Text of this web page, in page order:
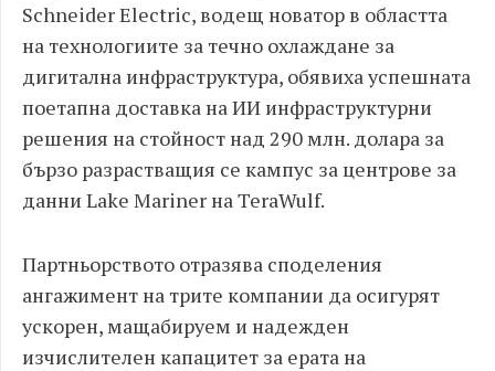
Schneider Electric, водещ новатор в областта
на технологиите за течно охлаждане за
дигитална инфраструктура, обявиха успешната
поетапна доставка на ИИ инфраструктурни
решения на стойност над 290 млн. долара за
бързо разрастващия се кампус за центрове за
данни Lake Mariner на TeraWulf.
Партньорството отразява споделения
ангажимент на трите компании да осигурят
ускорен, мащабируем и надежден
изчислителен капацитет за ерата на